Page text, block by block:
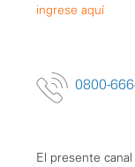
ingrese aquí
0800-
El presente